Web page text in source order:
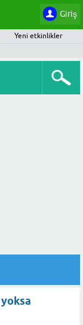
Giriş
Yeni etkinlikler